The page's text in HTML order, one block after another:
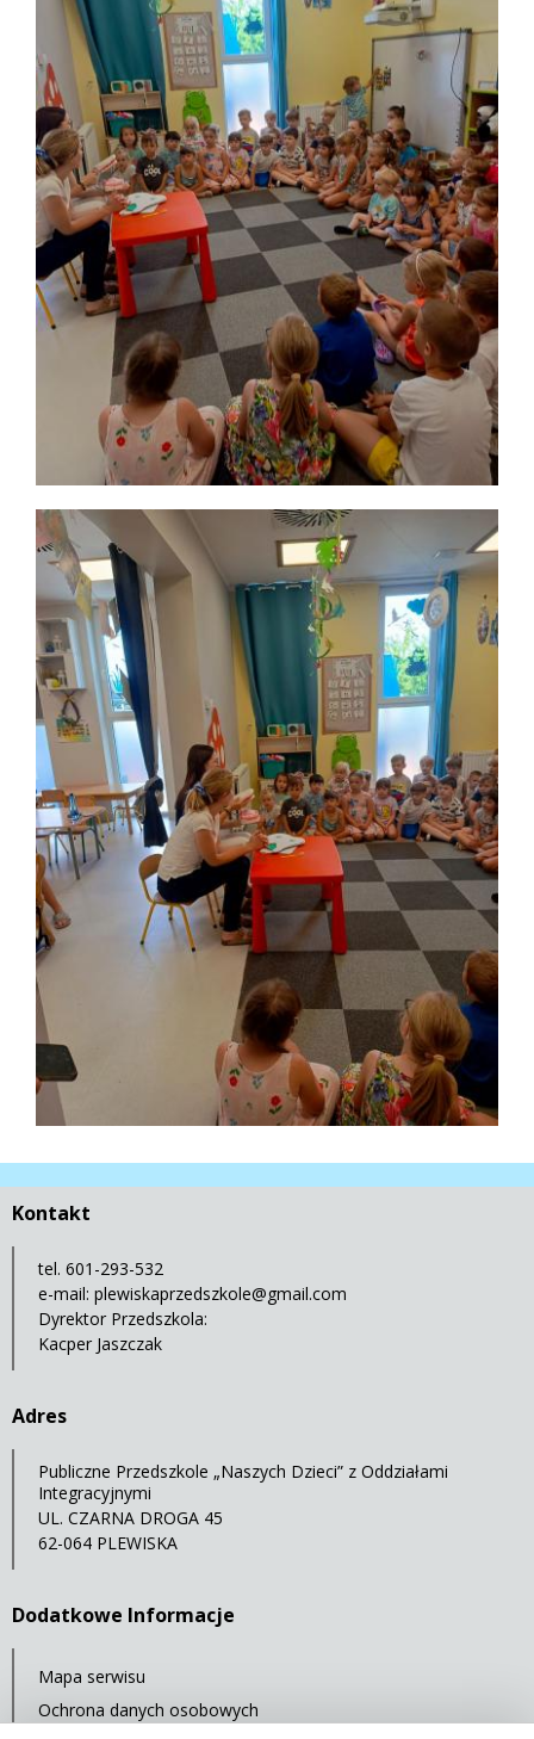
Kontakt
tel. 601-293-532
e-mail: plewiskaprzedszkole@gmail.com
Dyrektor Przedszkola:
Kacper Jaszczak
Adres
Publiczne Przedszkole „Naszych Dzieci” z Oddziałami
Integracyjnymi
UL. CZARNA DROGA 45
62-064 PLEWISKA
Dodatkowe Informacje
Mapa serwisu
Ochrona danych osobowych